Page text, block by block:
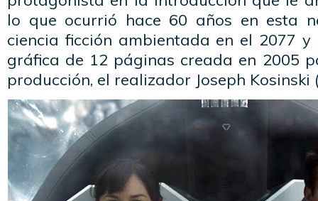
lo que ocurrió hace 60 años en esta
ciencia ficción ambientada en el 2077
gráfica de 12 páginas creada en 2005
producción, el realizador Joseph Kosinski